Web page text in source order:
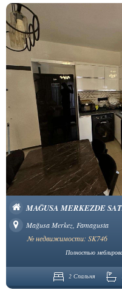
MAĞUSA MERKEZDE
Mağusa Merkez, Famagusta
№ недвижимости: SK746
Полностью
2 Спальня